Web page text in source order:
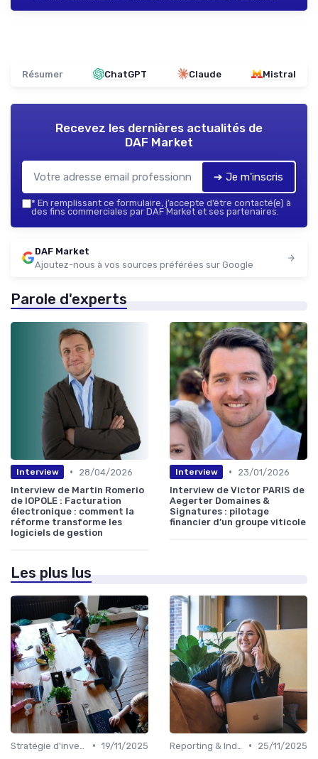
Résumer ChatGPT Claude Mistral
Recevez les dernières actualités de
DAF Market
➔ Je m'inscris
* En remplissant ce formulaire, j’accepte d’être contacté(e) à
des fins commerciales par DAF Market et ses partenaires.
DAF Market
Ajoutez-nous à vos sources préférées sur Google
Parole d'experts
Interview •
28/04/2026
Interview de Martin Romerio
de IOPOLE : Facturation
électronique : comment la
réforme transforme les
logiciels de gestion
Interview •
23/01/2026
Interview de Victor PARIS de
Aegerter Domaines &
Signatures : pilotage
financier d’un groupe viticole
Les plus lus
• 19/11/2025
•
25/11/2025